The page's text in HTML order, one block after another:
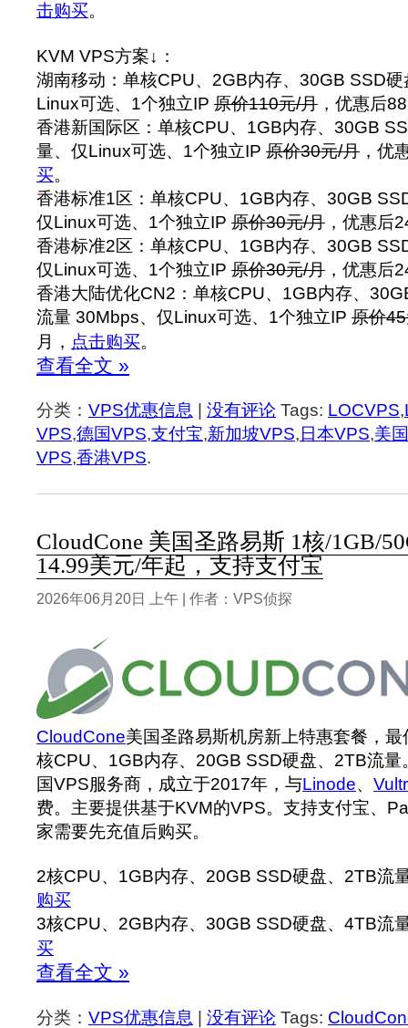
击购买。
KVM VPS方案↓：
湖南移动：单核CPU、2GB内存、30GB SSD
Linux可选、1个独立IP 原价110元/月 ，优惠后
香港新国际区：单核CPU、1GB内存、30GB
量、仅Linux可选、1个独立IP 原价30元/月 ，优
买。
香港标准1区：单核CPU、1GB内存、30GB
仅Linux可选、1个独立IP 原价30元/月 ，优惠后
香港标准2区：单核CPU、1GB内存、30GB
仅Linux可选、1个独立IP 原价30元/月 ，优惠后
香港大陆优化CN2：单核CPU、1GB内存、
流量 30Mbps、仅Linux可选、1个独立IP 原价
月， 点击购买。
查看全文 »
分类： VPS优惠信息 没有评论 Tags: LOCVPS,
VPS,德国VPS,支付宝,新加坡VPS, 日本VPS,美
VPS,香港VPS.
CloudCone 美国圣路易斯 1核/1GB/
14.99美元/年起，支持支付宝
2026年06月20日 上午 | 作者：VPS侦探
CloudCone美国圣路易斯机房新上特惠套餐，
核CPU、1GB内存、20GB SSD硬盘、2TB流量
国VPS服务商，成立于2017年，与Linode、 Vultr
费。主要提供基于KVM的VPS。支持支付宝、
家需要先充值后购买。
2核CPU、1GB内存、20GB SSD硬盘、2TB流
购买
3核CPU、2GB内存、30GB SSD硬盘、4TB流
买
查看全文 »
分类： VPS优惠信息 | 没有评论 Tags: